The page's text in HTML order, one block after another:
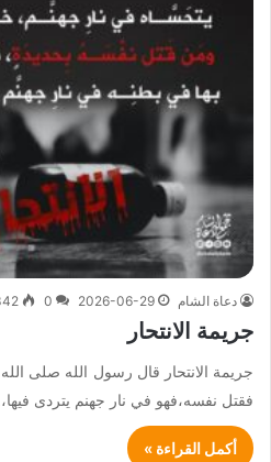
دعاة الشام 2026-06-29
0
جريمة الانتحار
جريمة الانتحار قال رسول الله صلى
فقتل نفسه،فهو في نار جهنم يتردى
أكمل القراءة »